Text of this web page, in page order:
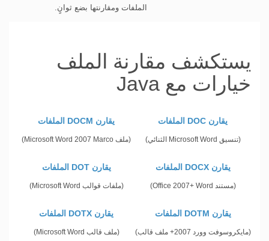
الملفات ومقارنتها بضع ثوانٍ.
يستكشف مقارنة الملف
خيارات مع Java
يقارن DOC الملفات
(تنسيق Microsoft Word الثنائي)
يقارن DOCM الملفات
(ملف Microsoft Word 2007 Marco)
يقارن DOCX الملفات
(مستند Office 2007+ Word)
يقارن DOT الملفات
(ملفات قوالب Microsoft Word)
يقارن DOTM الملفات
(مايكروسوفت وورد 2007+ ملف قالب)
يقارن DOTX الملفات
(ملف قالب Microsoft Word)